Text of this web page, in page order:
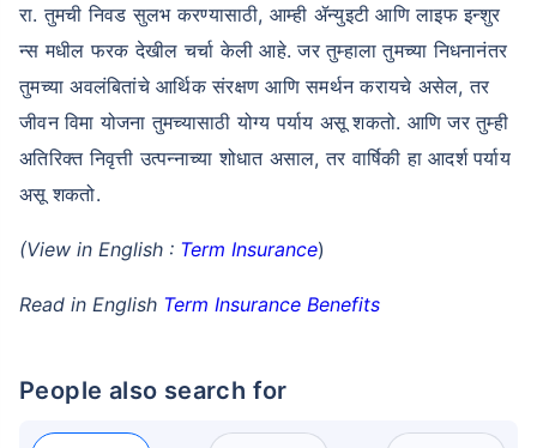
रा. तुमची निवड सुलभ करण्यासाठी, आम्ही ॲन्युइटी आणि लाइफ इन्शुर
न्स मधील फरक देखील चर्चा केली आहे. जर तुम्हाला तुमच्या निधनानंतर
तुमच्या अवलंबितांचे आर्थिक संरक्षण आणि समर्थन करायचे असेल, तर
जीवन विमा योजना तुमच्यासाठी योग्य पर्याय असू शकतो. आणि जर तुम्ही
अतिरिक्त निवृत्ती उत्पन्नाच्या शोधात असाल, तर वार्षिकी हा आदर्श पर्याय
असू शकतो.
(View in English : Term Insurance)
Read in English Term Insurance Benefits
People also search for